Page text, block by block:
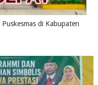
di Kabupaten